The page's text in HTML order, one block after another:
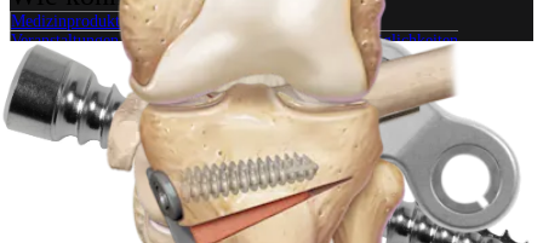
Medizinproduktberater:in kontaktieren
Veranstaltungen, Lab-Vorführungen und Schulungsmöglichkeiten
ansehen
Unseren Newsletter abonnieren
Besuchen Sie uns